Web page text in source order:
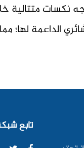
نكسات متتالية
الداعمة
تابع